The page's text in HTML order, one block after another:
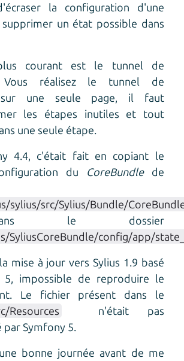
la configuration d'une
un état possible dans
courant est le tunnel de
Vous réalisez le tunnel de
sur une seule page, il faut
les étapes inutiles et tout
une seule étape.
4.4, c'était fait en copiant le
du
CoreBundlede
sylius/src/Sylius/Bundle/
le dossier
SyliusCoreBundle/config/app/
mise à jour vers Sylius 1.9 basé
5, impossible de reproduire le
Le fichier présent dans le
Resources
n'était pas
Symfony 5.
bonne journée avant de me